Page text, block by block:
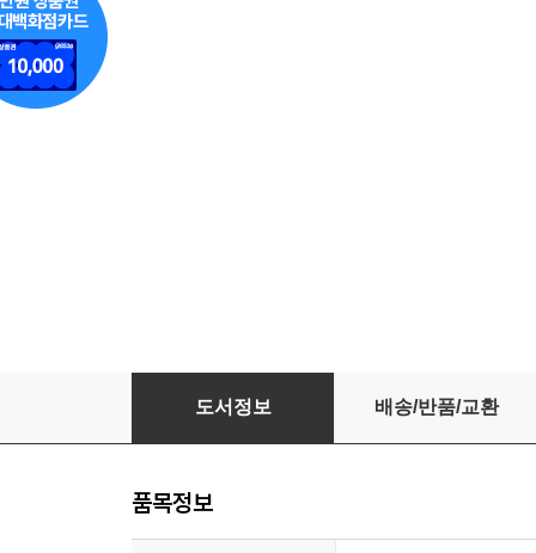
꼴값하네
도서정보 배송/반품/교환
품목정보